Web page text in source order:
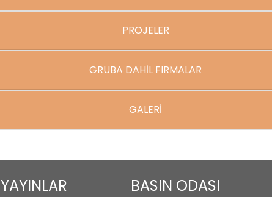
PROJELER
GRUBA DAHİL FIRMALAR
GALERİ
YAYINLAR BASIN ODASI